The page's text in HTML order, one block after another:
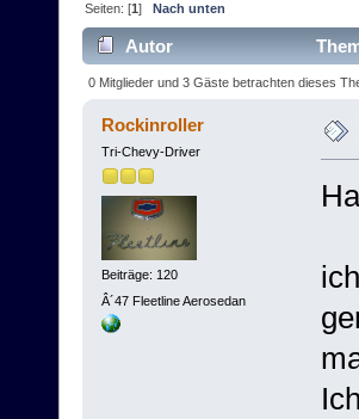
Seiten: [1] Nach unten
Autor
0 Mitglieder und 3 Gäste betrachten dieses
Rockinroller
Tri-Chevy-Driver
Beiträge: 120
Â´47 Fleetline Aerosedan